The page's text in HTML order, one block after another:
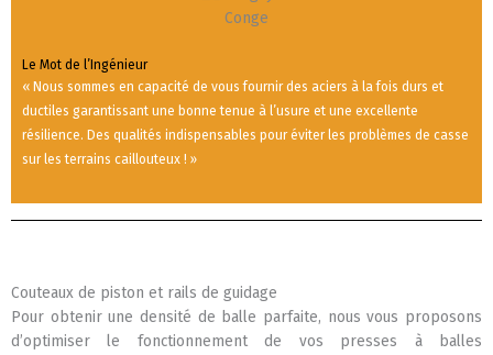
Le Mot de l’Ingénieur
« Nous sommes en capacité de vous fournir des aciers à la fois durs et
ductiles garantissant une bonne tenue à l’usure et une excellente
résilience. Des qualités indispensables pour éviter les problèmes de casse
sur les terrains caillouteux ! »
Couteaux de piston et rails de guidage
Pour obtenir une densité de balle parfaite, nous vous proposons
d’optimiser le fonctionnement de vos presses à balles